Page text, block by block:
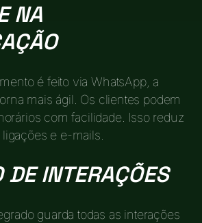
NA
é feito via WhatsApp, a
mais ágil. Os clientes podem
com facilidade. Isso reduz
e e-mails.
DE INTERAÇÕES
guarda todas as interações